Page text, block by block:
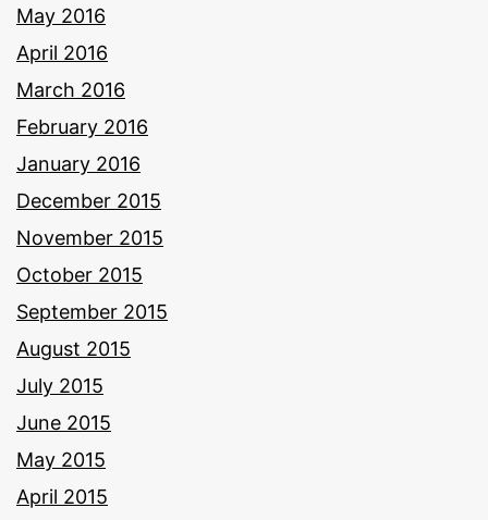
May 2016
April 2016
March 2016
February 2016
January 2016
December 2015
November 2015
October 2015
September 2015
August 2015
July 2015
June 2015
May 2015
April 2015